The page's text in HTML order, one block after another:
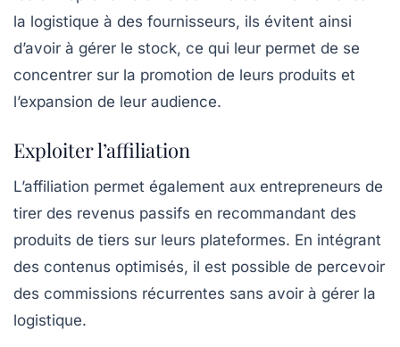
la logistique à des fournisseurs, ils évitent ainsi
d’avoir à gérer le stock, ce qui leur permet de se
concentrer sur la promotion de leurs produits et
l’expansion de leur audience.
Exploiter l’affiliation
L’affiliation permet également aux entrepreneurs de
tirer des revenus passifs en recommandant des
produits de tiers sur leurs plateformes. En intégrant
des contenus optimisés, il est possible de percevoir
des commissions récurrentes sans avoir à gérer la
logistique.